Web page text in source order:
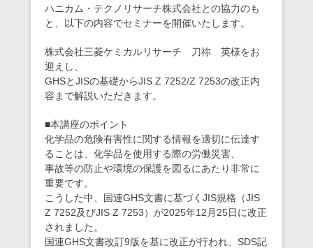
ハニカム・テクノリサーチ株式会社との協力のも
と、以下の内容でセミナーを開催いたします。
株式会社三菱ケミカルリサーチ 刀祢 英様をお
迎えし、
GHSとJISの基礎からJIS Z 7252/Z 7253の改正内
容まで解説いただきます。
■本講座のポイント
化学品の危険有害性に関する情報を適切に伝達す
ることは、化学品を使用する際の労働災害、
事故等の防止や環境の保護を図るにあたり非常に
重要です。
こうした中、国連GHS文書に基づくJIS規格（JIS
Z 7252及びJIS Z 7253）が2025年12月25日に改正
されました。
国連GHS文書改訂9版を基に改正が行われ、SDS記